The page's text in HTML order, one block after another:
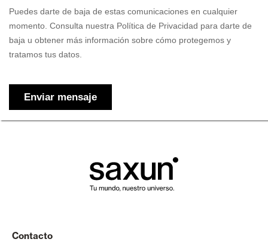
Contacto